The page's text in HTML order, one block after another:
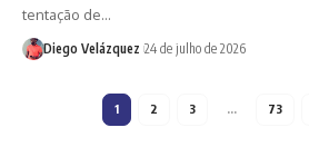
tentação de…
Diego Velázquez 24 de julho de 2026
1 2 3 … 73